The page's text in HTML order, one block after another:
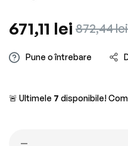
Preț
obișnuit
671,11 lei Preț
redus
872,44 lei
Pune o întrebare
🚨 Ultimele 7 disponibile!